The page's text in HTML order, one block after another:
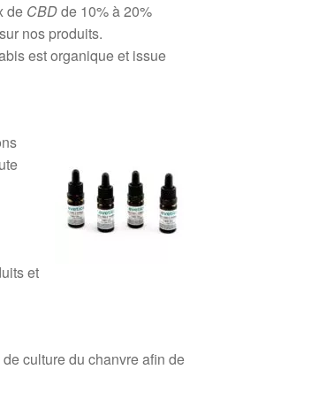
de CBDde 10% à 20%
nos produits.
est organique et issue
et
culture du chanvre afin de